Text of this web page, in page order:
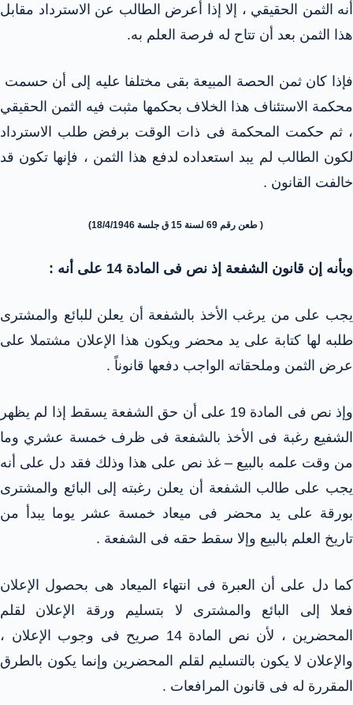
أنه الثمن الحقيقي ، إلا إذا أعرض الطالب عن الاسترداد مقابل
هذا الثمن بعد أن تتاح له فرصة العلم به.
فإذا كان ثمن الحصة المبيعة بقى مختلفا عليه إلى أن حسمت
محكمة الاستئناف هذا الخلاف بحكمها مثبت فيه الثمن الحقيقي
، ثم حكمت المحكمة فى ذات الوقت برفض طلب الاسترداد
لكون الطالب لم يبد استعداده لدفع هذا الثمن ، فإنها تكون قد
خالفت القانون .
( طعن رقم 69 لسنة 15 ق جلسة 18/4/1946)
وبأنه إن قانون الشفعة إذ نص فى المادة 14 على أنه :
يجب على من يرغب الأخذ بالشفعة أن يعلن للبائع والمشترى
طلبه لها كتابة على يد محضر ويكون هذا الإعلان مشتملا على
عرض الثمن وملحقاته الواجب دفعها قانوناً .
وإذ نص فى المادة 19 على أن حق الشفعة يسقط إذا لم يظهر
الشفيع رغبة فى الأخذ بالشفعة فى ظرف خمسة عشري وما
من وقت علمه بالبيع – غذ نص على هذا وذلك فقد دل على أنه
يجب على طالب الشفعة أن يعلن رغبته إلى البائع والمشترى
بورقة على يد محضر فى ميعاد خمسة عشر يوما يبدأ من
تاريخ العلم بالبيع وإلا سقط حقه فى الشفعة .
كما دل على أن العبرة فى انتهاء الميعاد هى بحصول الإعلان
فعلا إلى البائع والمشترى لا بتسليم ورقة الإعلان لقلم
المحضرين ، لأن نص المادة 14 صريح فى وجوب الإعلان ،
والإعلان لا يكون بالتسليم لقلم المحضرين وإنما يكون بالطرق
المقررة له فى قانون المرافعات .